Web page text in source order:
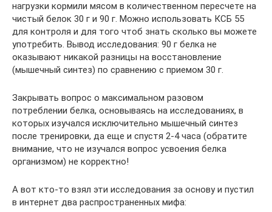
нагрузки кормили мясом в количественном пересчете на
чистый белок 30 г и 90 г. Можно использовать КСБ 55
для контроля и для того чтоб знать сколько вы можете
употребить. Вывод исследования: 90 г белка не
оказывают никакой разницы на восстановление
(мышечный синтез) по сравнению с приемом 30 г.
Закрывать вопрос о максимальном разовом
потреблении белка, основываясь на исследованиях, в
которых изучался исключительно мышечный синтез
после тренировки, да еще и спустя 2-4 часа (обратите
внимание, что не изучался вопрос усвоения белка
организмом) не корректно!
А вот кто-то взял эти исследования за основу и пустил
в интернет два распространенных мифа: